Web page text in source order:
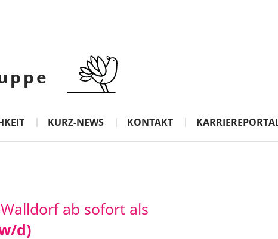
KURZ-NEWS KONTAKT
ab sofort als
d)